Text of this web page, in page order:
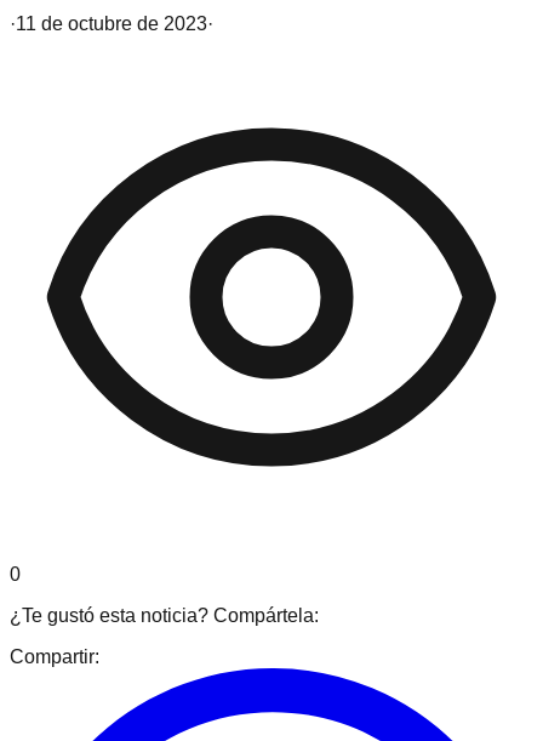
·11 de octubre de 2023·
0
¿Te gustó esta noticia? Compártela:
Compartir: